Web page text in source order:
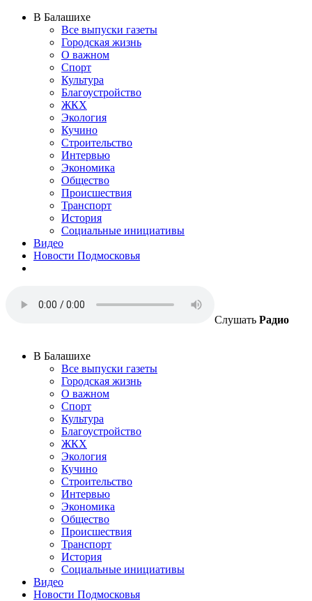
В Балашихе
Все выпуски газеты
Городская жизнь
О важном
Спорт
Культура
Благоустройство
ЖКХ
Экология
Кучино
Строительство
Интервью
Экономика
Общество
Происшествия
Транспорт
История
Социальные инициативы
Видео
Новости Подмосковья
Слушать Радио
В Балашихе
Все выпуски газеты
Городская жизнь
О важном
Спорт
Культура
Благоустройство
ЖКХ
Экология
Кучино
Строительство
Интервью
Экономика
Общество
Происшествия
Транспорт
История
Социальные инициативы
Видео
Новости Подмосковья